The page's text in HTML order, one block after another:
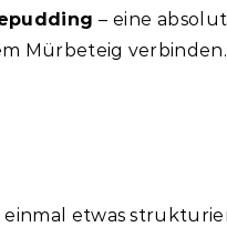
– eine
Mürbeteig verbinden.
einmal etwas